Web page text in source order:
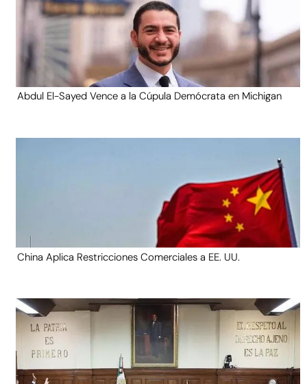
Abdul El-Sayed Vence a la Cúpula Demócrata en Michigan
China Aplica Restricciones Comerciales a EE. UU.